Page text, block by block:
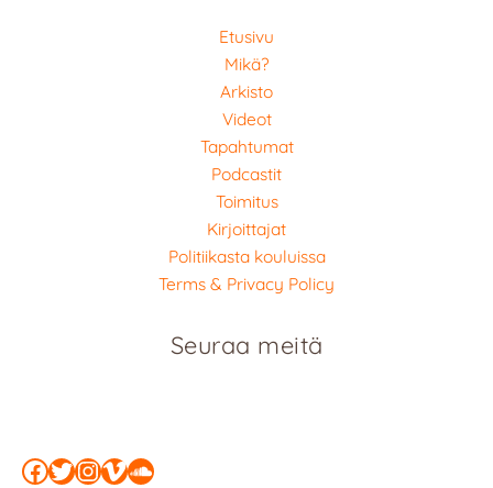
Etusivu
Mikä?
Arkisto
Videot
Tapahtumat
Podcastit
Toimitus
Kirjoittajat
Politiikasta kouluissa
Terms & Privacy Policy
Seuraa meitä
Facebook
Twitter
Instagram
Vimeo
SoundCloud